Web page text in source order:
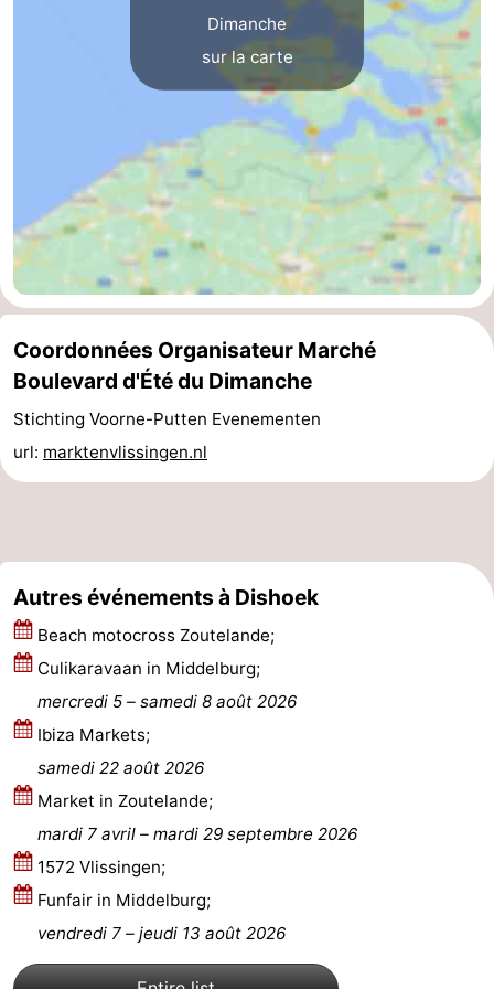
Schouwen-
Duiveland
-
Brouwershaven
-
Bruinisse
-
Zierikzee
-
Haamstede
Nature
Kop
van
Schouwen
Walcheren
Veere
-
Nature
Oranjezon
-
Oostkapelle
Nature
Mantelingen
-
Domburg
Westkapelle
-
Dimanche
sur la carte
Coordonnées Organisateur Marché
Boulevard d'Été du Dimanche
Stichting Voorne-Putten Evenementen
url: marktenvlissingen.nl
Autres événements à Dishoek
Beach motocross Zoutelande;
Culikaravaan in Middelburg;
mercredi 5 –
samedi 8 août 2026
Ibiza Markets;
samedi 22 août 2026
Market in Zoutelande;
mardi 7 avril – mardi 29 septembre 2026
1572 Vlissingen;
Funfair in Middelburg;
vendredi 7 – jeudi 13 août 2026